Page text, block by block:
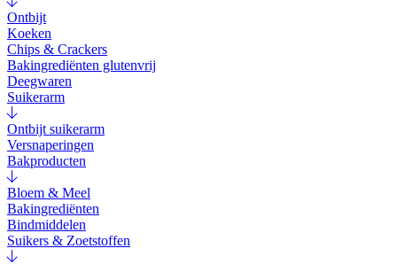
Ontbijt
Koeken
Chips & Crackers
Bakingrediënten glutenvrij
Deegwaren
Suikerarm
Ontbijt suikerarm
Versnaperingen
Bakproducten
Bloem & Meel
Bakingrediënten
Bindmiddelen
Suikers & Zoetstoffen